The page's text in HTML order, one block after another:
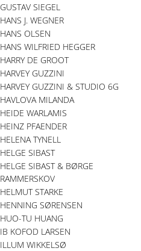
GUSTAV SIEGEL
HANS J. WEGNER
HANS OLSEN
HANS WILFRIED HEGGER
HARRY DE GROOT
HARVEY GUZZINI
HARVEY GUZZINI & STUDIO 6G
HAVLOVA MILANDA
HEIDE WARLAMIS
HEINZ PFAENDER
HELENA TYNELL
HELGE SIBAST
HELGE SIBAST & BØRGE
RAMMERSKOV
HELMUT STARKE
HENNING SØRENSEN
HUO-TU HUANG
IB KOFOD LARSEN
ILLUM WIKKELSØ